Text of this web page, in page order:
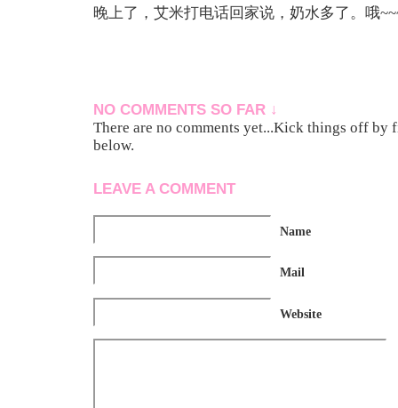
晚上了，艾米打电话回家说，奶水多了。哦
NO COMMENTS SO FAR ↓
There are no comments yet...Kick things off
below.
LEAVE A COMMENT
Name
Mail
Website